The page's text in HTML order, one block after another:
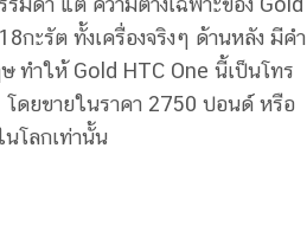
กะรัต ทั้งเครื่องจริงๆ ด้านหลัง มีคำ
ทำให้ Gold HTC One นี้เป็นโทร
ดยขายในราคา 2750 ปอนด์ หรือ
โลกเท่านั้น